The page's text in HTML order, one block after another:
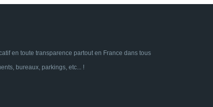
en toute transparence partout en France dans tous
bureaux, parkings, etc... !